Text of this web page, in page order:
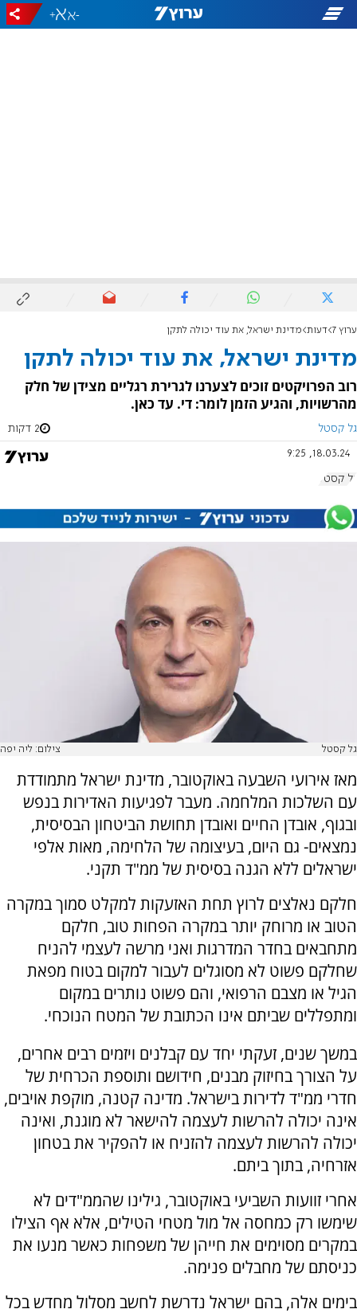
-
+
ערוץ 7 דעות מדינת ישראל, את עוד יכולה לתקן
מדינת ישראל, את עוד יכולה לתקן
רוב הפרויקטים זוכים לצערנו לגרירת רגליים מצידן של חלק
מהרשויות, והגיע הזמן לומר: די. עד כאן.
גל קסטל 2 דקות
18.03.24, 9:25
גל קסטל
גל קסטל צילום: ליה יפה
מאז אירועי השבעה באוקטובר, מדינת ישראל מתמודדת
עם השלכות המלחמה. מעבר לפגיעות האדירות בנפש
ובגוף, אובדן החיים ואובדן תחושת הביטחון הבסיסית,
נמצאים- גם היום, בעיצומה של הלחימה, מאות אלפי
ישראלים ללא הגנה בסיסית של ממ"ד תקני.
חלקם נאלצים לרוץ תחת האזעקות למקלט סמוך במקרה
הטוב או מרוחק יותר במקרה הפחות טוב, חלקם
מתחבאים בחדר המדרגות ואני מרשה לעצמי להניח
שחלקם פשוט לא מסוגלים לעבור למקום בטוח מפאת
הגיל או מצבם הרפואי, והם פשוט נותרים במקום
ומתפללים שביתם אינו הכתובת של המטח הנוכחי.
במשך שנים, זעקתי יחד עם קבלנים ויזמים רבים אחרים,
על הצורך בחיזוק מבנים, חידושם ותוספת הכרחית של
חדרי ממ"ד לדירות בישראל. מדינה קטנה, מוקפת אויבים,
אינה יכולה להרשות לעצמה להישאר לא מוגנת, ואינה
יכולה להרשות לעצמה להזניח או להפקיר את בטחון
אזרחיה, בתוך ביתם.
אחרי זוועות השביעי באוקטובר, גילינו שהממ"דים לא
שימשו רק כמחסה אל מול מטחי הטילים, אלא אף הצילו
במקרים מסוימים את חייהן של משפחות כאשר מנעו את
כניסתם של מחבלים פנימה.
בימים אלה, בהם ישראל נדרשת לחשב מסלול מחדש בכל